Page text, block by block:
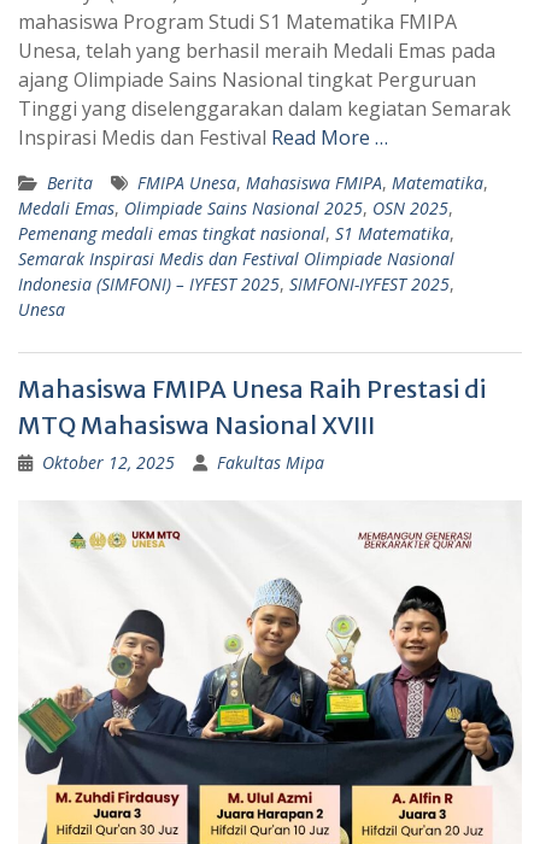
A
p
p
r
a
m
mahasiswa Program Studi S1 Matematika FMIPA
Unesa, telah yang berhasil meraih Medali Emas pada
ajang Olimpiade Sains Nasional tingkat Perguruan
Tinggi yang diselenggarakan dalam kegiatan Semarak
Inspirasi Medis dan Festival Read More …
Berita FMIPA Unesa, Mahasiswa FMIPA, Matematika,
Medali Emas, Olimpiade Sains Nasional 2025, OSN 2025,
Pemenang medali emas tingkat nasional, S1 Matematika,
Semarak Inspirasi Medis dan Festival Olimpiade Nasional
Indonesia (SIMFONI) – IYFEST 2025, SIMFONI-IYFEST 2025,
Unesa
Mahasiswa FMIPA Unesa Raih Prestasi di
MTQ Mahasiswa Nasional XVIII
Oktober 12, 2025 Fakultas Mipa